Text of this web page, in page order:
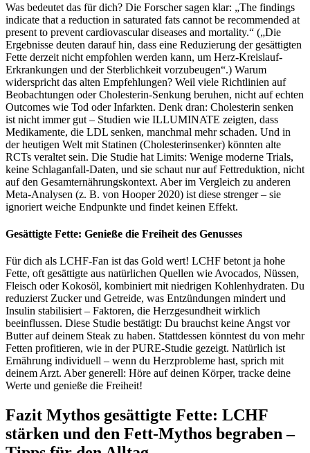
Was bedeutet das für dich? Die Forscher sagen klar: „The findings
indicate that a reduction in saturated fats cannot be recommended at
present to prevent cardiovascular diseases and mortality.“ („Die
Ergebnisse deuten darauf hin, dass eine Reduzierung der gesättigten
Fette derzeit nicht empfohlen werden kann, um Herz-Kreislauf-
Erkrankungen und der Sterblichkeit vorzubeugen“.) Warum
widerspricht das alten Empfehlungen? Weil viele Richtlinien auf
Beobachtungen oder Cholesterin-Senkung beruhen, nicht auf echten
Outcomes wie Tod oder Infarkten. Denk dran: Cholesterin senken
ist nicht immer gut – Studien wie ILLUMINATE zeigten, dass
Medikamente, die LDL senken, manchmal mehr schaden. Und in
der heutigen Welt mit Statinen (Cholesterinsenker) könnten alte
RCTs veraltet sein. Die Studie hat Limits: Wenige moderne Trials,
keine Schlaganfall-Daten, und sie schaut nur auf Fettreduktion, nicht
auf den Gesamternährungskontext. Aber im Vergleich zu anderen
Meta-Analysen (z. B. von Hooper 2020) ist diese strenger – sie
ignoriert weiche Endpunkte und findet keinen Effekt.
Gesättigte Fette: Genieße die Freiheit des Genusses
Für dich als LCHF-Fan ist das Gold wert! LCHF betont ja hohe
Fette, oft gesättigte aus natürlichen Quellen wie Avocados, Nüssen,
Fleisch oder Kokosöl, kombiniert mit niedrigen Kohlenhydraten. Du
reduzierst Zucker und Getreide, was Entzündungen mindert und
Insulin stabilisiert – Faktoren, die Herzgesundheit wirklich
beeinflussen. Diese Studie bestätigt: Du brauchst keine Angst vor
Butter auf deinem Steak zu haben. Stattdessen könntest du von mehr
Fetten profitieren, wie in der PURE-Studie gezeigt. Natürlich ist
Ernährung individuell – wenn du Herzprobleme hast, sprich mit
deinem Arzt. Aber generell: Höre auf deinen Körper, tracke deine
Werte und genieße die Freiheit!
Fazit Mythos gesättigte Fette: LCHF
stärken und den Fett-Mythos begraben –